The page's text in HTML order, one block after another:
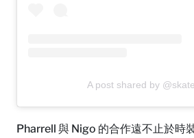
A post shared by
Pharrell 與 Nigo 的合作遠不止於時